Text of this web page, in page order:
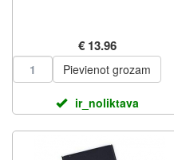
€ 13.96
Pievienot grozam
ir_noliktava